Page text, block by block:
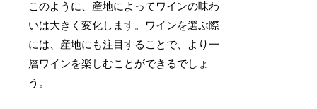
このように、産地によってワインの味わ
いは大きく変化します。ワインを選ぶ際
には、産地にも注目することで、より一
層ワインを楽しむことができるでしょ
う。